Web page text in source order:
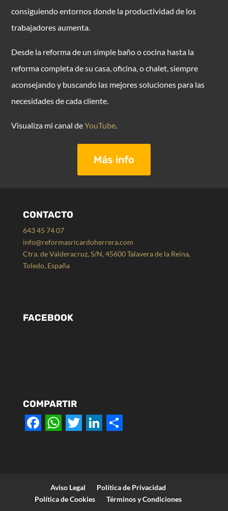
consiguiendo entornos donde la productividad de los
trabajadores aumenta.
Desde la reforma de un simple baño o cocina hasta la
reforma completa de su casa, oficina, o chalet, siempre
aconsejando y buscando las mejores soluciones para las
necesidades de cada cliente.
Visualiza mi canal deYouTube
Más info
CONTACTO
643 45 74 07
info@reformasricardoherrera.com
Ctra. de Valderacruz, S/N, 45600 Talavera de la Reina,
Toledo, España
FACEBOOK
COMPARTIR
t
s
t
t
e
r
e
Aviso Legal
Política de Privacidad
Política de Cookies
Términos y Condiciones